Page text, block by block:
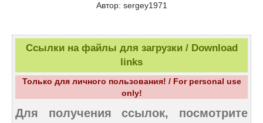
Автор: sergey1971
Ссылки на файлы для загрузки / Download
links
Только для личного пользования! / For personal use
only!
Для получения ссылок, посмотрите